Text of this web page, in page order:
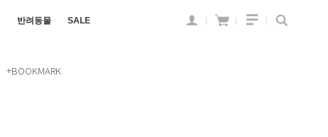
반려동물 SALE
+BOOKMARK